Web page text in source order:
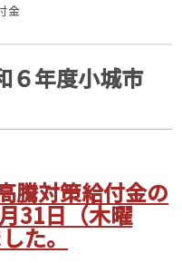
金
６年度小城市
騰対策給付金の
31日（木曜
た。